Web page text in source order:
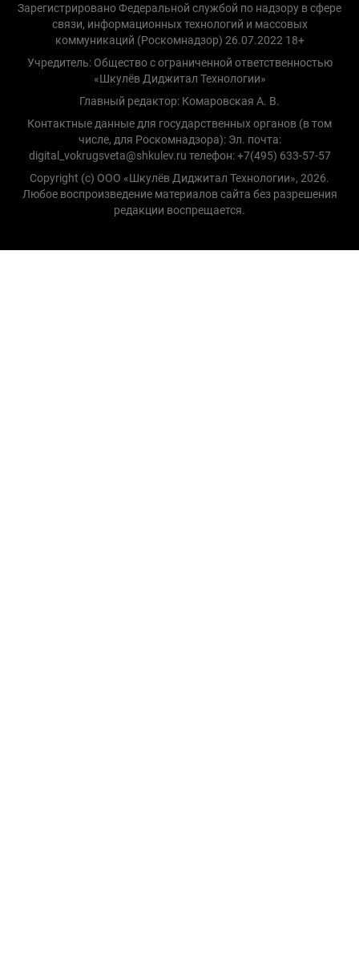
Зарегистрировано Федеральной службой по надзору в сфере
связи, информационных технологий и массовых
коммуникаций (Роскомнадзор) 26.07.2022 18+
Учредитель: Общество с ограниченной ответственностью
«Шкулёв Диджитал Технологии»
Главный редактор: Комаровская А. В.
Контактные данные для государственных органов (в том
числе, для Роскомнадзора): Эл. почта:
digital_vokrugsveta@shkulev.ru телефон: +7(495) 633-57-57
Copyright (с) ООО «Шкулёв Диджитал Технологии», 2026.
Любое воспроизведение материалов сайта без разрешения
редакции воспрещается.